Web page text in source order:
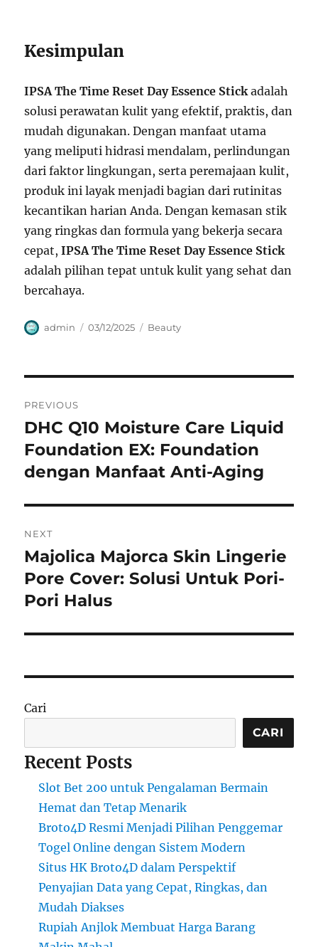
Kesimpulan
IPSA The Time Reset Day Essence Stick adalah
solusi perawatan kulit yang efektif, praktis, dan
mudah digunakan. Dengan manfaat utama
yang meliputi hidrasi mendalam, perlindungan
dari faktor lingkungan, serta peremajaan kulit,
produk ini layak menjadi bagian dari rutinitas
kecantikan harian Anda. Dengan kemasan stik
yang ringkas dan formula yang bekerja secara
cepat,IPSA The Time Reset Day Essence Stick
adalah pilihan tepat untuk kulit yang sehat dan
bercahaya.
Author
admin
Posted
03/12/2025 Categories
Beauty
pos
PREVIOUS
Previous
post:
DHC Q10 Moisture Care Liquid
Foundation EX: Foundation
dengan Manfaat Anti-Aging
NEXT
Next
post:
Majolica Majorca Skin Lingerie
Pore Cover: Solusi Untuk Pori-
Pori Halus
Cari
CARI
Recent Posts
Slot Bet 200 untuk Pengalaman Bermain
Hemat dan Tetap Menarik
Broto4D Resmi Menjadi Pilihan Penggemar
Togel Online dengan Sistem Modern
Situs HK Broto4D dalam Perspektif
Penyajian Data yang Cepat, Ringkas, dan
Mudah Diakses
Rupiah Anjlok Membuat Harga Barang